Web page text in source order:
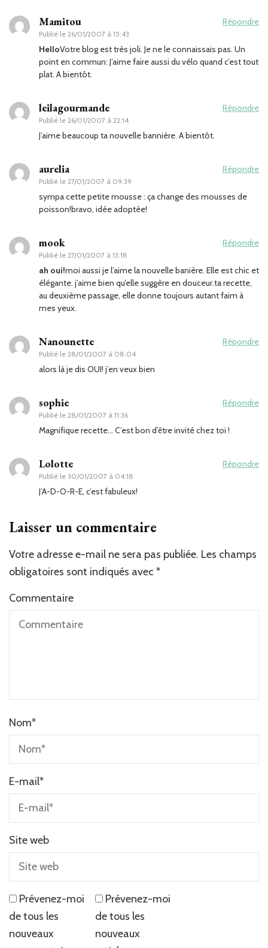
Mamitou
Publié le 26/01/2007 à 15:43
Répondre
HelloVotre blog est très joli. Je ne le connaissais pas. Un
point en commun: J’aime faire aussi du vélo quand c’est tout
plat. A bientôt.
leilagourmande
Publié le 26/01/2007 à 22:14
Répondre
J’aime beaucoup ta nouvelle bannière. A bientôt.
aurelia
Publié le 27/01/2007 à 09:39
Répondre
sympa cette petite mousse : ça change des mousses de
poisson!bravo, idée adoptée!
mook
Publié le 27/01/2007 à 13:18
Répondre
ah oui!moi aussi je l’aime la nouvelle banière. Elle est chic et
élégante. j’aime bien qu’elle suggère en douceur.ta recette,
au deuxième passage, elle donne toujours autant faim à
mes yeux.
Nanounette
Publié le 28/01/2007 à 08:04
Répondre
alors là je dis OUI! j’en veux bien
sophie
Publié le 28/01/2007 à 11:36
Répondre
Magnifique recette… C’est bon d’être invité chez toi !
Lolotte
Publié le 30/01/2007 à 04:18
Répondre
J’A-D-O-R-E, c’est fabuleux!
Laisser un commentaire
Votre adresse e-mail ne sera pas publiée. Les champs
obligatoires sont indiqués avec *
Commentaire
Nom*
E-mail*
Site web
Prévenez-moi
de tous les
nouveaux
Prévenez-moi
de tous les
nouveaux